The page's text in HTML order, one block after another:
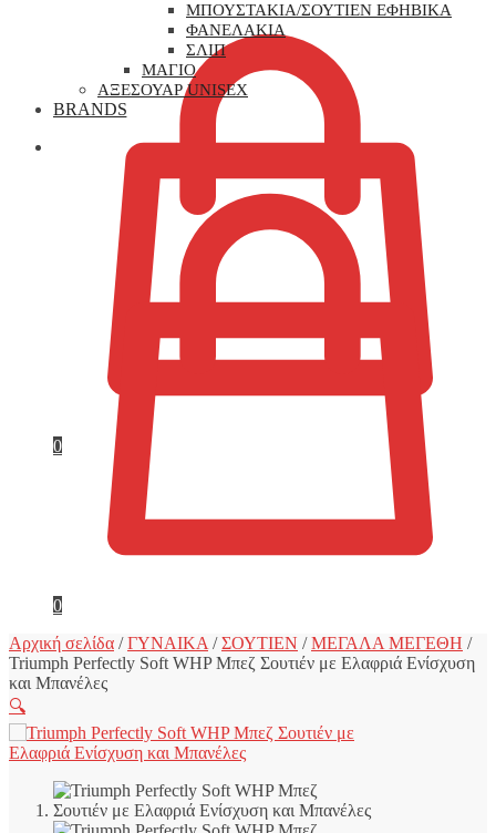
0
ΜΠΟΥΣΤΑΚΙΑ/ΣΟΥΤΙΕΝ ΕΦΗΒΙΚΑ
ΦΑΝΕΛΑΚΙΑ
ΣΛΙΠ
ΜΑΓΙΟ
ΑΞΕΣΟΥΑΡ UNISEX
BRANDS
0
Αρχική σελίδα /ΓΥΝΑΙΚΑ /ΣΟΥΤΙΕΝ /ΜΕΓΑΛΑ ΜΕΓΕΘΗ /
Triumph Perfectly Soft WHP Μπεζ Σουτιέν με Ελαφριά Ενίσχυση
και Μπανέλες
🔍